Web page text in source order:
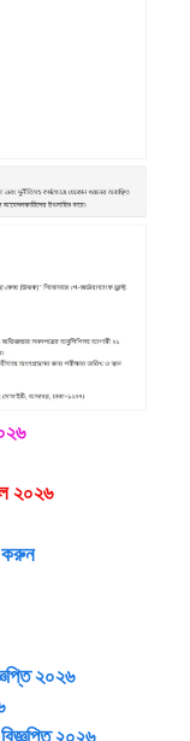
২০২৬
করুন
২০২৬